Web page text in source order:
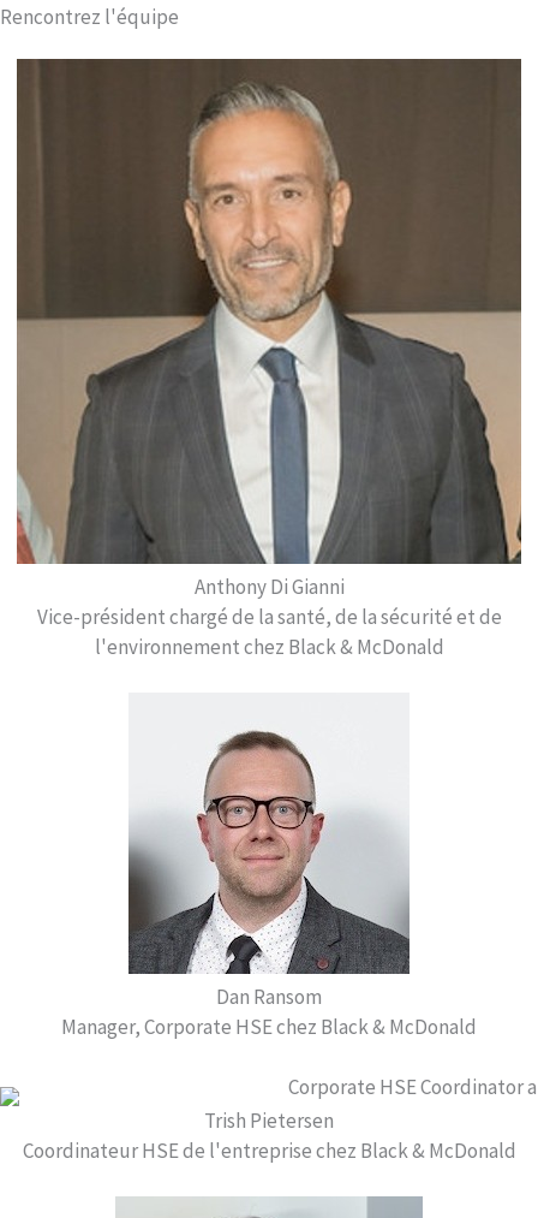
Rencontrez l'équipe
Anthony Di Gianni
Vice-président chargé de la santé, de la sécurité et de
l'environnement chez Black & McDonald
Dan Ransom
Manager, Corporate HSE chez Black & McDonald
Trish Pietersen
Coordinateur HSE de l'entreprise chez Black & McDonald